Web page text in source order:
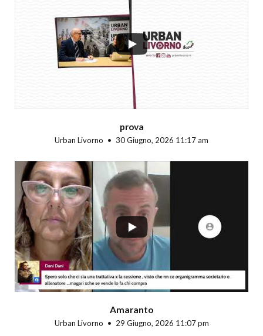
prova
Urban Livorno 30 Giugno, 2026 11:17 am
Amaranto
Urban Livorno 29 Giugno, 2026 11:07 pm